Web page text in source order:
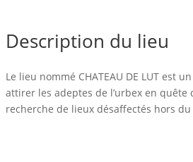
Description du lieu
Le lieu nommé CHATEAU DE LUT est
attirer les adeptes de l’urbex en quête
recherche de lieux désaffectés hors